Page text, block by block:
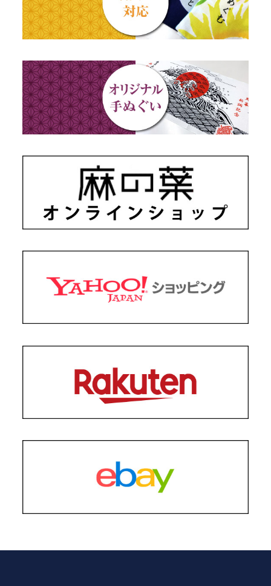
江戸小紋・総柄・無地
藍染め・絞り染め
ギフトセット
秋のギフト